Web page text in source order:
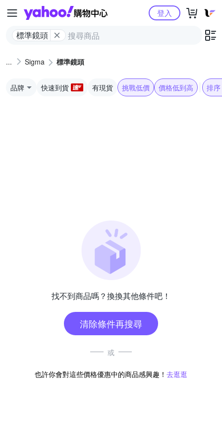
Yahoo購物中心
標準鏡頭
登入
Sigma 標準鏡頭
品牌 快速到貨 有現貨 挑戰低價 價格低到高 排序
找不到商品嗎？換換其他條件吧！
清除條件再搜尋
或
也許你會對這些價格優惠中的商品感興趣！ 去逛逛